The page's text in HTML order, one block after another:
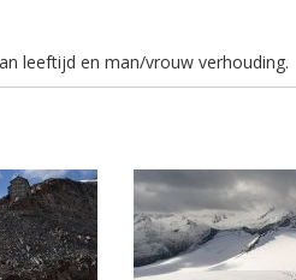
leeftijd en man/vrouw verhouding.